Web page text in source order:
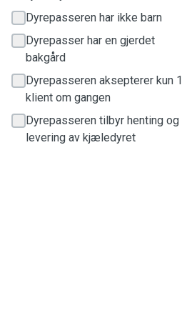
Dyrepasseren har ikke barn
Dyrepasser har en gjerdet
bakgård
Dyrepasseren aksepterer kun 1
klient om gangen
Dyrepasseren tilbyr henting og
levering av kjæledyret